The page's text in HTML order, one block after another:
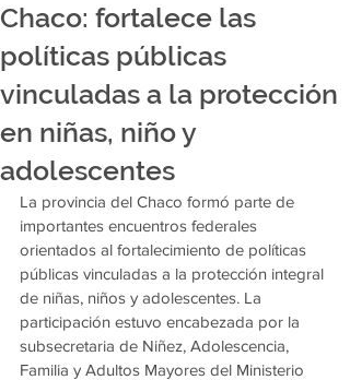
Chaco: fortalece las
políticas públicas
vinculadas a la protección
en niñas, niño y
adolescentes
La provincia del Chaco formó parte de
importantes encuentros federales
orientados al fortalecimiento de políticas
públicas vinculadas a la protección integral
de niñas, niños y adolescentes. La
participación estuvo encabezada por la
subsecretaria de Niñez, Adolescencia,
Familia y Adultos Mayores del Ministerio